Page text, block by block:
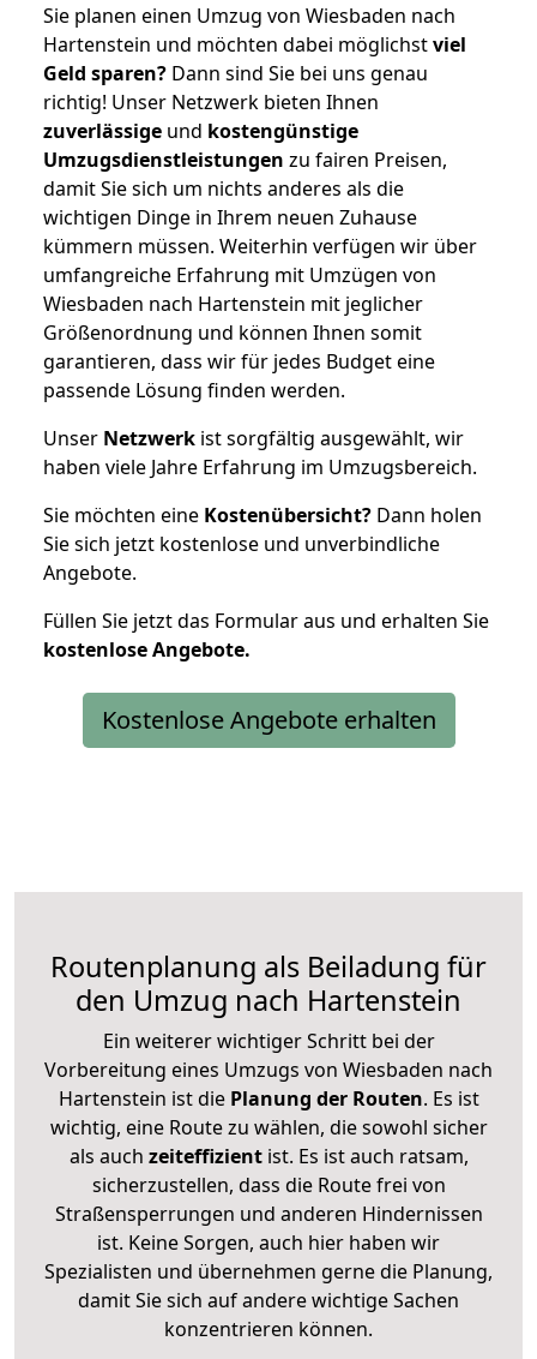
Sie planen einen Umzug von Wiesbaden nach
Hartenstein und möchten dabei möglichstviel
Geld sparen? Dann sind Sie bei uns genau
richtig! Unser Netzwerk bieten Ihnen
zuverlässige und kostengünstige
Umzugsdienstleistungen zu fairen Preisen,
damit Sie sich um nichts anderes als die
wichtigen Dinge in Ihrem neuen Zuhause
kümmern müssen. Weiterhin verfügen wir über
umfangreiche Erfahrung mit Umzügen von
Wiesbaden nach Hartenstein mit jeglicher
Größenordnung und können Ihnen somit
garantieren, dass wir für jedes Budget eine
passende Lösung finden werden.
Unser Netzwerk ist sorgfältig ausgewählt, wir
haben viele Jahre Erfahrung im Umzugsbereich.
Sie möchten eine Kostenübersicht? Dann holen
Sie sich jetzt kostenlose und unverbindliche
Angebote.
Füllen Sie jetzt das Formular aus und erhalten Sie
kostenloseAngebote.
Kostenlose Angebote erhalten
Routenplanung als Beiladung für
den Umzug nach Hartenstein
Ein weiterer wichtiger Schritt bei der
Vorbereitung eines Umzugs von Wiesbaden nach
Hartenstein ist diePlanung der Routen. Es ist
wichtig, eine Route zu wählen, die sowohl sicher
als auch zeiteffizientist. Es ist auch ratsam,
sicherzustellen, dass die Route frei von
Straßensperrungen und anderen Hindernissen
ist. Keine Sorgen, auch hier haben wir
Spezialisten und übernehmen gerne die Planung,
damit Sie sich auf andere wichtige Sachen
konzentrieren können.